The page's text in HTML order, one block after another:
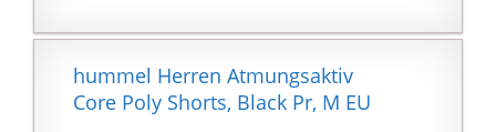
ausreichend
Bewegungsfreiheit und
Komfort, ohne zu
stören
hummel Herren Atmungsaktiv
Core Poly Shorts, Black Pr, M EU